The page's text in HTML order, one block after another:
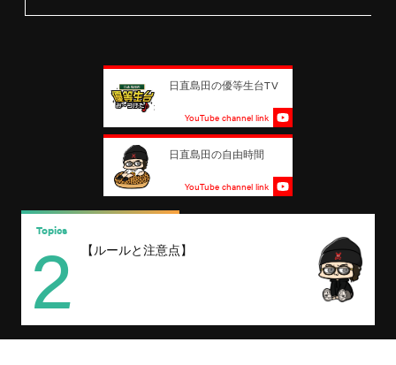
日直島田の優等生台TV
YouTube channel link
日直島田の自由時間
YouTube channel link
【ルールと注意点】
Topics
2